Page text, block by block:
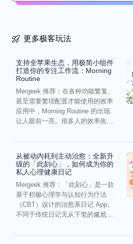
更多极客玩法
支持全苹果生态，用极简小组件
打造你的专注工作流：Morning
Routine
Mergeek 推荐：在各种功能繁复、
甚至需要繁琐配置才能使用的效率
应用中，Morning Routine 的出现
让人眼前一亮。很多人的效率焦
从被动内耗到主动治愈：全新升
级的「此刻心」，如何成为你的
私人心理健康日记
Mergeek 推荐：「此刻心」是一款
基于积极心理学与认知行为疗法
（CBT）设计的治愈系日记 App。
不同于传统日记无从下笔的尴尬，